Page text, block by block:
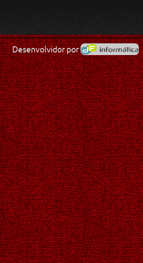
Desenvolvidor por